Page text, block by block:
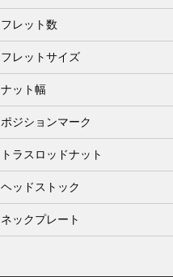
フレット数
フレットサイズ
ナット幅
ポジションマーク
トラスロッドナット
ヘッドストック
ネックプレート